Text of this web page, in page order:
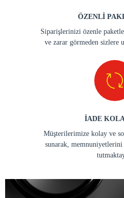
ÖZENLİ
Siparişlerinizi özenle
ve zarar görmeden sizlere
İADE
Müşterilerimize kolay ve
sunarak, memnuniyetlerini